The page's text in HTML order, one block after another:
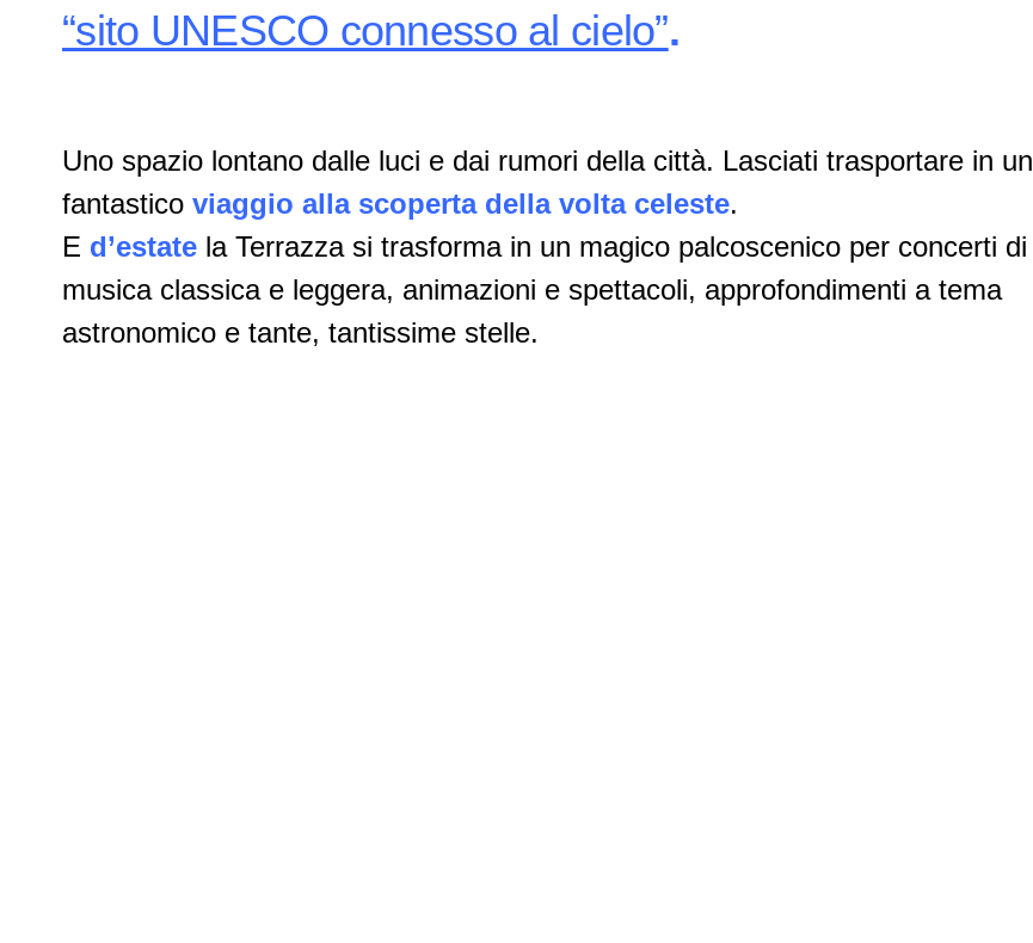
“sito UNESCO connesso al cielo”.
Uno spazio lontano dalle luci e dai rumori della città. Lasciati trasportare in un
fantastico viaggio alla scoperta della volta celeste.
E d’estate la Terrazza si trasforma in un magico palcoscenico per concerti di
musica classica e leggera, animazioni e spettacoli, approfondimenti a tema
astronomico e tante, tantissime stelle.